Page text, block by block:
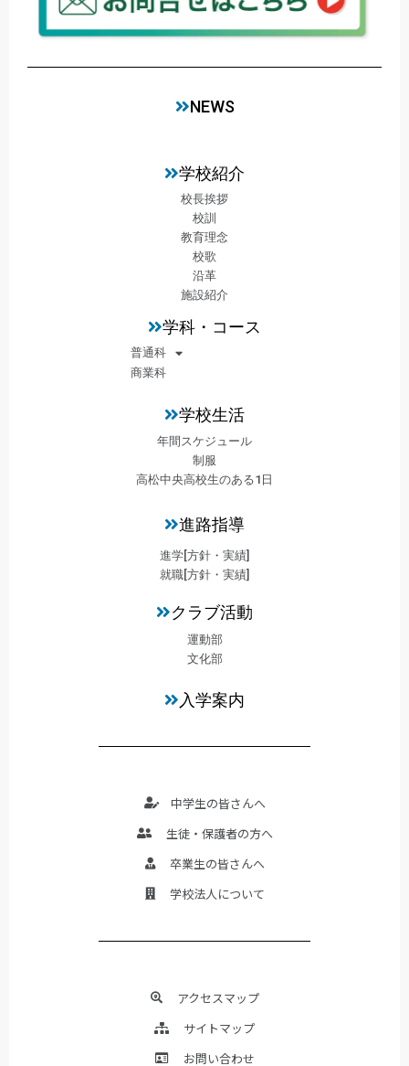
NEWS
学校紹介
校長挨拶
校訓
教育理念
校歌
沿革
施設紹介
学科・コース
普通科
商業科
学校生活
年間スケジュール
制服
高松中央高校生のある1日
進路指導
進学[方針・実績]
就職[方針・実績]
クラブ活動
運動部
文化部
入学案内
中学生の皆さんへ
生徒・保護者の方へ
卒業生の皆さんへ
学校法人について
アクセスマップ
サイトマップ
お問い合わせ